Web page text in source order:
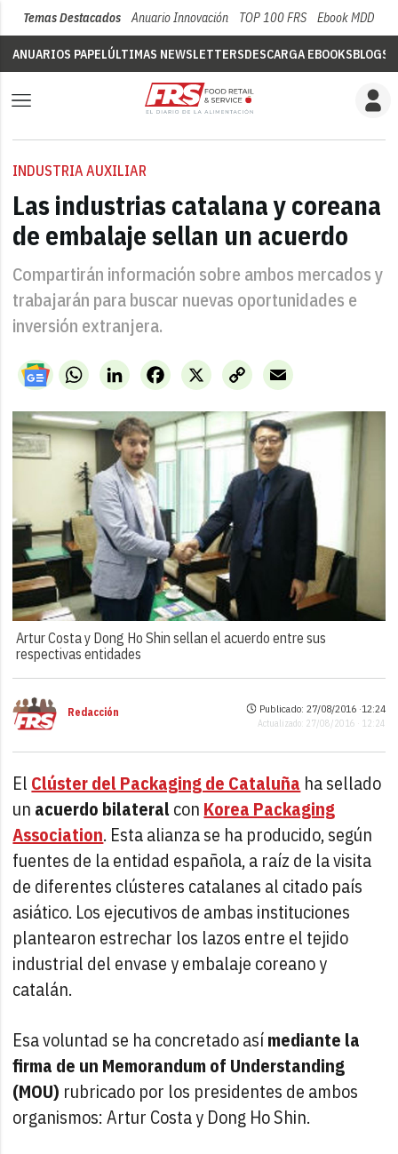
Temas Destacados Anuario Innovación TOP 100 FRS Ebook MDD
ANUARIOS PAPELÚLTIMAS NEWSLETTERSDESCARGA EBOOKSBLOGS
INDUSTRIA AUXILIAR
Las industrias catalana y coreana
de embalaje sellan un acuerdo
Compartirán información sobre ambos mercados y
trabajarán para buscar nuevas oportunidades e
inversión extranjera.
WhatsAppLinkedIn X
Facebook
Copy
Link
Email
Artur Costa y Dong Ho Shin sellan el acuerdo entre sus
respectivas entidades
Redacción Publicado: 27/08/2016 ·12:24
Actualizado: 27/08/2016 · 12:24
El Clúster del Packaging de Cataluña ha sellado
un acuerdo bilateralcon Korea Packaging
Association. Esta alianza se ha producido, según
fuentes de la entidad española, a raíz de la visita
de diferentes clústeres catalanes al citado país
asiático. Los ejecutivos de ambas instituciones
plantearon estrechar los lazos entre el tejido
industrial del envase y embalaje coreano y
catalán.
Esa voluntad se ha concretado asímediante la
firma de un Memorandum of Understanding
(MOU) rubricado por los presidentes de ambos
organismos: Artur Costa y Dong Ho Shin.